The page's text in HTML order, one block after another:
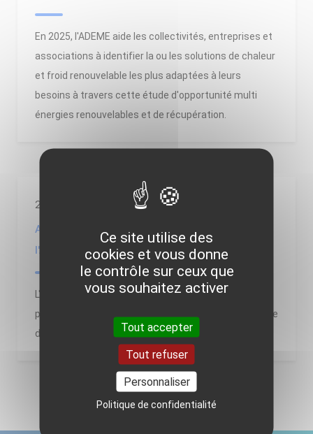
En 2025, l'ADEME aide les collectivités, entreprises et
associations à identifier la ou les solutions de chaleur
et froid renouvelable les plus adaptées à leurs
besoins à travers cette étude d'opportunité multi
énergies renouvelables et de récupération.
28/02/2025
Appel à projets de recherche Energie durable de
l'ADEME édition 2025
L'ADEME vient de lancer l'édition 2025 de son appel à
projets de recherche Énergie durable. La date limite de
dépôt des projets est fixée au 14 mai 2025.
Ce site utilise des
cookies et vous donne
le contrôle sur ceux que
vous souhaitez activer
Tout accepter
Tout refuser
Personnaliser
Politique de confidentialité